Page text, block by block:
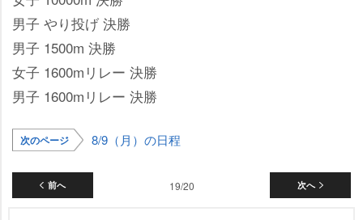
男子 やり投げ 決勝
男子 1500m 決勝
女子 1600mリレー 決勝
男子 1600mリレー 決勝
次のページ 8/9（月）の日程
前へ 次へ
19/20